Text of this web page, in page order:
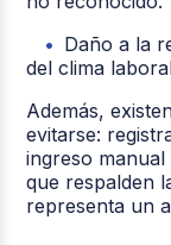
Daño a la
del clima
Además,
evitarse:
ingreso
que respalden
representa un